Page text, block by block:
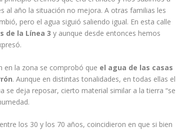
al año la situación no mejora. A otras familias les
pero el agua siguió saliendo igual. En esta calle
de la Línea 3 y aunque desde entonces hemos
en la zona se comprobó que el agua de las casas
. Aunque en distintas tonalidades, en todas ellas el
se deja reposar, cierto material similar a la tierra “se
los 30 y los 70 años, coincidieron en que si bien